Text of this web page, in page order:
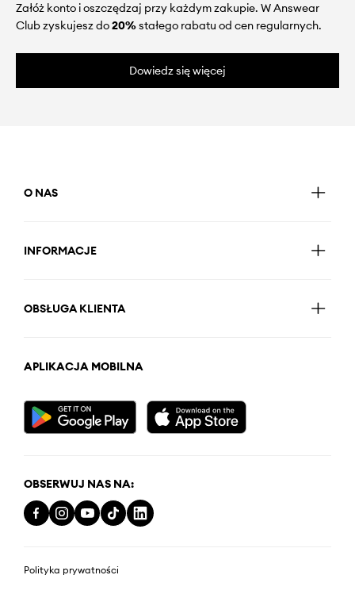
Załóż konto i oszczędzaj przy każdym zakupie. W Answear
Club zyskujesz do20%stałego rabatu od cen regularnych.
Dowiedz się więcej
O NAS
INFORMACJE
OBSŁUGA KLIENTA
APLIKACJA MOBILNA
OBSERWUJ NAS NA:
Polityka prywatności